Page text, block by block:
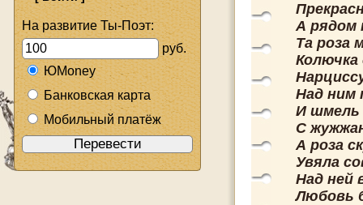
На развитие Ты-Поэт:
руб.
ЮMoney
Банковская карта
Мобильный платёж
А рядом
Та роза
Колючка
Над ним
И шмель
С
А роза
Увяла
Над ней
Любовь